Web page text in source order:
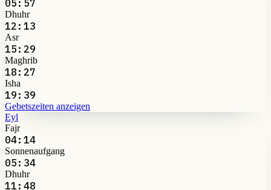
05:57
Dhuhr
12:13
Asr
15:29
Maghrib
18:27
Isha
19:39
Gebetszeiten anzeigen
Eyl
Fajr
04:14
Sonnenaufgang
05:34
Dhuhr
11:48